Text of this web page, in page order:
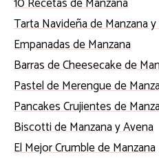
Tarta Navideña de Manzana
Empanadas de Manzana
Barras de Cheesecake de
Pastel de Merengue de
Pancakes Crujientes de
Biscotti de Manzana y Avena
El Mejor Crumble de Manzana